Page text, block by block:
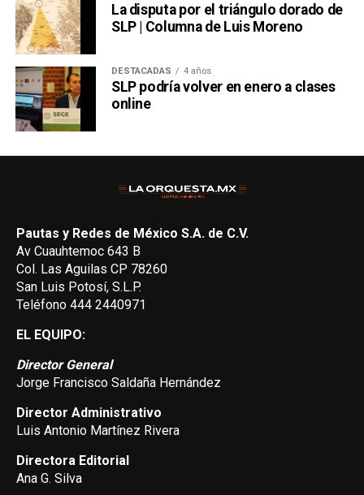
La disputa por el triángulo dorado de
SLP | Columna de Luis Moreno
DESTACADAS 4 años
SLP podría volver en enero a clases
online
Pautas y Redes de México S.A. de C.V.
Av Cuauhtemoc 643 B
Col. Las Aguilas CP 78260
San Luis Potosí, S.L.P.
Teléfono 444 2440971
EL EQUIPO:
Director General
Jorge Francisco Saldaña Hernández
Director Administrativo
Luis Antonio Martínez Rivera
Directora Editorial
Ana G. Silva